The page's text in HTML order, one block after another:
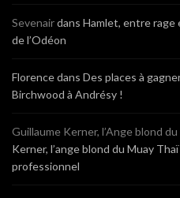
Sevenairdans Hamlet, entre rage
de l’Odéon
Florencedans Des places à
Birchwood à Andrésy !
Guillaume Kerner, l’Ange blond
Kerner, l’ange blond du Muay
professionnel